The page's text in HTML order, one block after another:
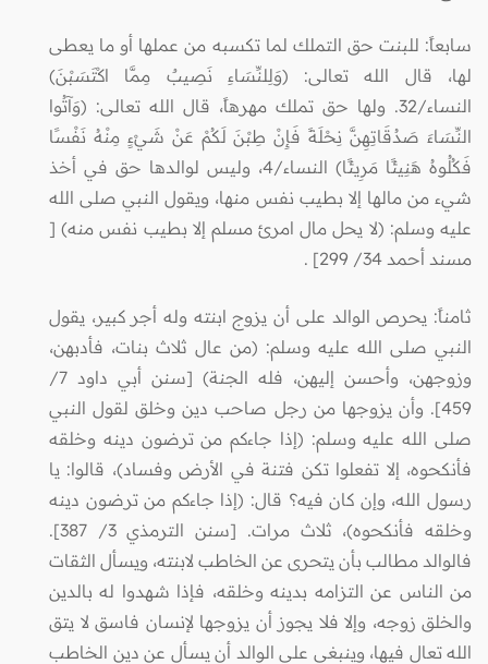
سابعاً: للبنت حق التملك لما تكسبه من عملها أو ما يعطى
لها، قال الله تعالى: (وَلِلنِّسَاءِ نَصِيبٌ مِمَّا اكْتَسَبْنَ)
النساء/32. ولها حق تملك مهرهاً، قال الله تعالى: (وَآتُوا
النِّسَاءَ صَدُقَاتِهِنَّ نِحْلَةً فَإِنْ طِبْنَ لَكُمْ عَنْ شَيْءٍ مِنْهُ نَفْسًا
فَكُلُوهُ هَنِيئًا مَرِيئًا) النساء/4، وليس لوالدها حق في أخذ
شيء من مالها إلا بطيب نفس منها، ويقول النبي صلى الله
عليه وسلم: (لا يحل مال امرئ مسلم إلا بطيب نفس منه) [
مسند أحمد 34/ 299] .
ثامناً: يحرص الوالد على أن يزوج ابنته وله أجر كبير، يقول
النبي صلى الله عليه وسلم: (من عال ثلاث بنات، فأدبهن،
وزوجهن، وأحسن إليهن، فله الجنة) [سنن أبي داود 7/
459]. وأن يزوجها من رجل صاحب دين وخلق لقول النبي
صلى الله عليه وسلم: (إذا جاءكم من ترضون دينه وخلقه
فأنكحوه، إلا تفعلوا تكن فتنة في الأرض وفساد)، قالوا: يا
رسول الله، وإن كان فيه؟ قال: (إذا جاءكم من ترضون دينه
وخلقه فأنكحوه)، ثلاث مرات. [سنن الترمذي 3/ 387].
فالوالد مطالب بأن يتحرى عن الخاطب لابنته، ويسأل الثقات
من الناس عن التزامه بدينه وخلقه، فإذا شهدوا له بالدين
والخلق زوجه، وإلا فلا يجوز أن يزوجها لإنسان فاسق لا يتق
الله تعال فيها، وينبغي على الوالد أن يسأل عن دين الخاطب